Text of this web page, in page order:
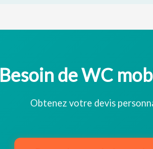
Besoin de WC
Obtenez votre devis